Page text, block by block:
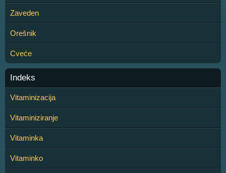
Zaveden
Orešnik
Cveće
Indeks
Vitaminizacija
Vitaminiziranje
Vitaminka
Vitaminko